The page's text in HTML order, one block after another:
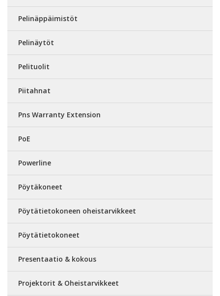
Pelinäppäimistöt
Pelinäytöt
Pelituolit
Piitahnat
Pns Warranty Extension
PoE
Powerline
Pöytäkoneet
Pöytätietokoneen oheistarvikkeet
Pöytätietokoneet
Presentaatio & kokous
Projektorit & Oheistarvikkeet